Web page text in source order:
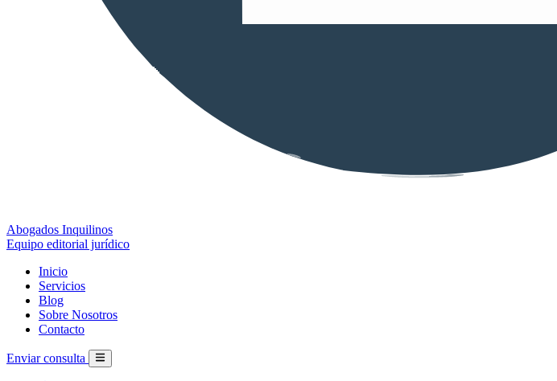
Abogados Inquilinos
Equipo editorial jurídico
Inicio
Servicios
Blog
Sobre Nosotros
Contacto
Enviar consulta